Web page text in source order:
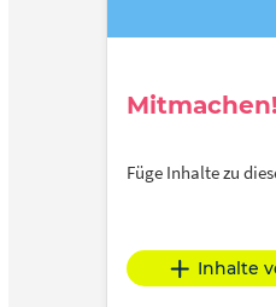
Mitmachen!
Füge Inhalte zu
Inhalte